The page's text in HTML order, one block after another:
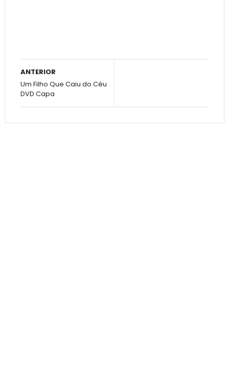
ANTERIOR
Um Filho Que Caiu do Céu
DVD Capa